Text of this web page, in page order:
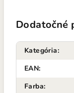
Dodatočné
Kategória:
EAN:
Farba: